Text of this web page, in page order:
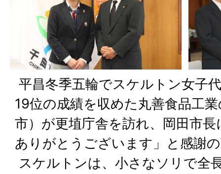
平昌冬季五輪でスケルトン女子
19位の成績を収めた丸善食品工
市）が更埴庁舎を訪れ、岡田市
ありがとうございます」と感謝
スケルトンは、小さなソリで全